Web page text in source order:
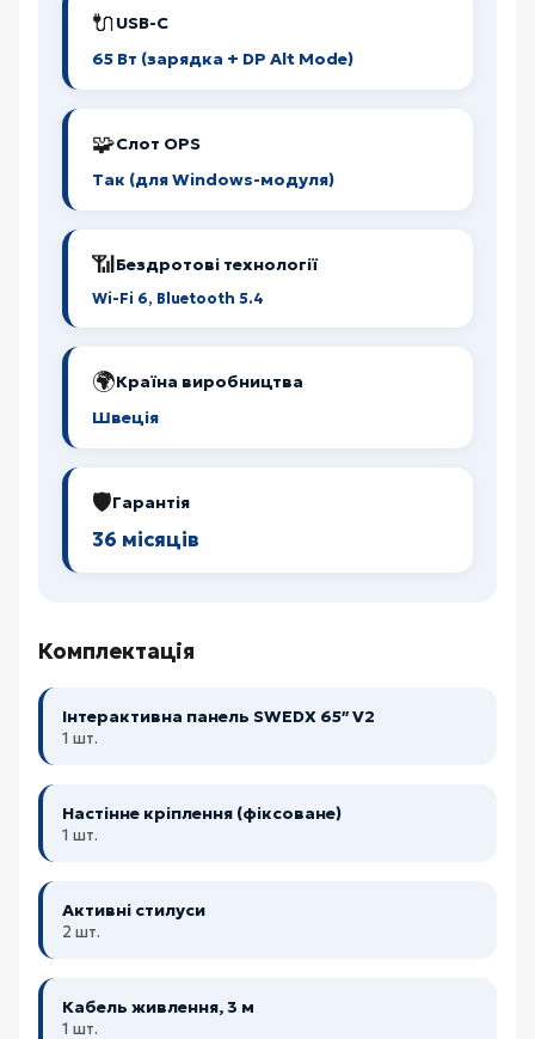
🔌USB-C
65 Вт (зарядка + DP Alt Mode)
🧩Слот OPS
Так (для Windows-модуля)
📶Бездротові технології
Wi-Fi 6, Bluetooth 5.4
🌍Країна виробництва
Швеція
🛡️Гарантія
36 місяців
Комплектація
Інтерактивна панель SWEDX 65″ V2
1 шт.
Настінне кріплення (фіксоване)
1 шт.
Активні стилуси
2 шт.
Кабель живлення, 3 м
1 шт.